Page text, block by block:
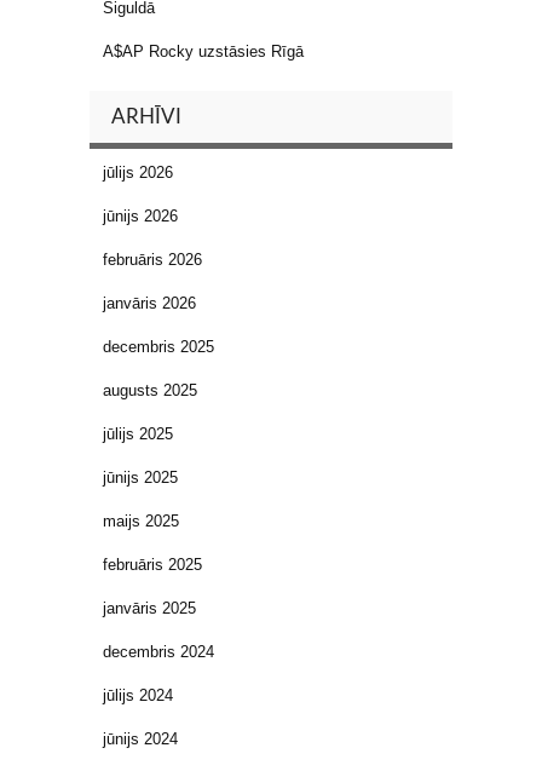
Siguldā
A$AP Rocky uzstāsies Rīgā
ARHĪVI
jūlijs 2026
jūnijs 2026
februāris 2026
janvāris 2026
decembris 2025
augusts 2025
jūlijs 2025
jūnijs 2025
maijs 2025
februāris 2025
janvāris 2025
decembris 2024
jūlijs 2024
jūnijs 2024